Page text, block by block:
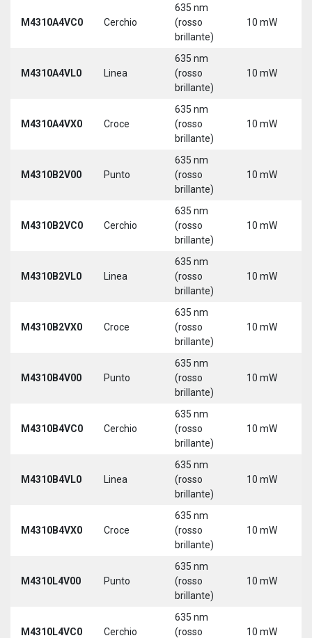
M4310A4VC0 Cerchio
635 nm
(rosso
brillante)
10 mW
M4310A4VL0 Linea
635 nm
(rosso
brillante)
10 mW
M4310A4VX0 Croce
635 nm
(rosso
brillante)
10 mW
M4310B2V00 Punto
635 nm
(rosso
brillante)
10 mW
M4310B2VC0 Cerchio
635 nm
(rosso
brillante)
10 mW
M4310B2VL0 Linea
635 nm
(rosso
brillante)
10 mW
M4310B2VX0 Croce
635 nm
(rosso
brillante)
10 mW
M4310B4V00 Punto
635 nm
(rosso
brillante)
10 mW
M4310B4VC0 Cerchio
635 nm
(rosso
brillante)
10 mW
M4310B4VL0 Linea
635 nm
(rosso
brillante)
10 mW
M4310B4VX0 Croce
635 nm
(rosso
brillante)
10 mW
M4310L4V00 Punto
635 nm
(rosso
brillante)
10 mW
M4310L4VC0 Cerchio
635 nm
(rosso
10 mW